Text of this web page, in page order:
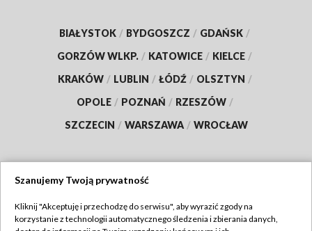
BIAŁYSTOK / BYDGOSZCZ / GDAŃSK /
GORZÓW WLKP. / KATOWICE / KIELCE /
KRAKÓW / LUBLIN / ŁÓDŹ / OLSZTYN /
OPOLE / POZNAŃ / RZESZÓW /
SZCZECIN / WARSZAWA / WROCŁAW
TVP
Szanujemy Twoją prywatność
Kliknij "Akceptuję i przechodzę do serwisu", aby wyrazić zgody na
korzystanie z technologii automatycznego śledzenia i zbierania danych,